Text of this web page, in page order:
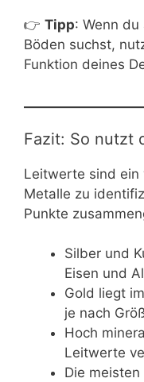
👉 Tipp: Wenn
Böden suchst,
Funktion deines
Fazit: So nutzt
Leitwerte sind
Metalle zu
Punkte
Silber und
Eisen und
Gold liegt
je nach
Hoch
Leitwerte
Die